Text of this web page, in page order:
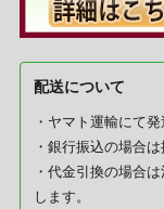
配送について
・ヤマト運輸にて発
・銀行振込の場合
・代金引換の場合
します。